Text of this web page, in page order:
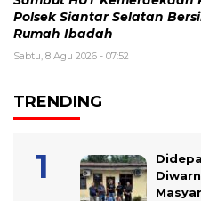
Polsek Siantar Selatan
Rumah Ibadah
Sabtu, 8 Agu 2026 - 07:52
TRENDING